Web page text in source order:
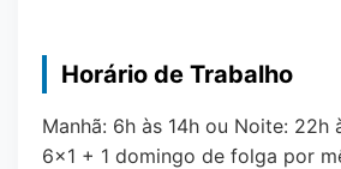
Horário de Trabalho
Manhã: 6h às 14h ou Noite: 22h
6x1 + 1 domingo de folga por